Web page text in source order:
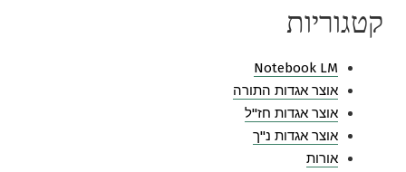
קטגוריות
Notebook LM
אוצר אגדות התורה
אוצר אגדות חז"ל
אוצר אגדות נ"ך
אורות